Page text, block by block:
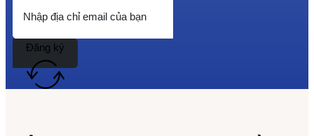
Đăng ký